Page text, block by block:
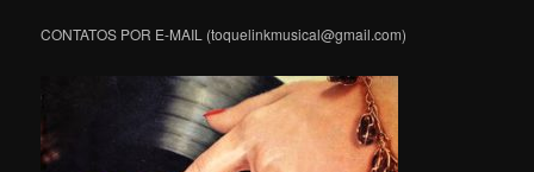
CONTATOS POR E-MAIL (toquelinkmusical@gmail.com)